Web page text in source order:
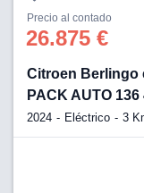
Precio al contado
26.875 €
Citroen Berlingo
PACK AUTO 136
2024 Eléctrico 3